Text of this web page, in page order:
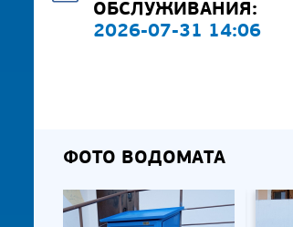
ОБСЛУЖИВАНИЯ:
2026-07-31 14:06
ФОТО ВОДОМАТА